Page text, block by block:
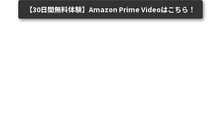
【30日間無料体験】Amazon Prime Videoはこちら！